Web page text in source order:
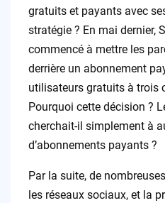
gratuits et payants avec
stratégie ? En mai dernier,
commencé à mettre les
derrière un abonnement
utilisateurs gratuits à trois
Pourquoi cette décision ?
cherchait-il simplement à
d’abonnements payants ?
Par la suite, de
les réseaux sociaux, et la